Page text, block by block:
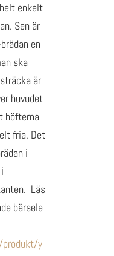
enkelt
Sen är
en
ska
är
huvudet
höfterna
fria. Det
i
Läs
bärsele
y